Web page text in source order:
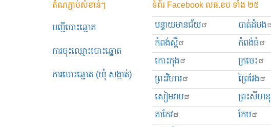
តំណភ្ជាប់សំខាន់ៗ
បញ្ជីបោះឆ្នោត
ការចុះឈ្មោះបោះឆ្នោត
ការបោះឆ្នោត (ឃុំ សង្កាត់)
ទំព័រ Facebook លធ.ខប ទាំង ២៥
បន្ទាយមានជ័យ បាត់ដំបង
កំពង់ស្ពឺ
កំពង់ធំ
កោះកុង
ក្រចេះ
ព្រះ​វិហារ
ព្រៃវែង
សៀមរាប
ព្រះសីហនុ
តាកែវ
កែប